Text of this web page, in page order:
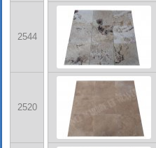
2544
2520